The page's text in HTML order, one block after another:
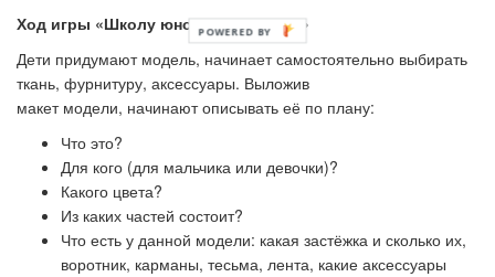
Ход игры «Школу юного модельера»
Дети придумают модель, начинает самостоятельно выбирать
ткань, фурнитуру, аксессуары. Выложив
макет модели, начинают описывать её по плану:
Что это?
Для кого (для мальчика или девочки)?
Какого цвета?
Из каких частей состоит?
Что есть у данной модели: какая застёжка и сколько их,
воротник, карманы, тесьма, лента, какие аксессуары